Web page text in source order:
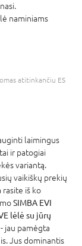
naminiams
atitinkančiu ES
laimingus
ir patogiai
variantą.
vaikiškų prekių
rasite iš ko
SIMBA EVI
lėlė su jūrų
- jau pamėgta
Jus dominantis